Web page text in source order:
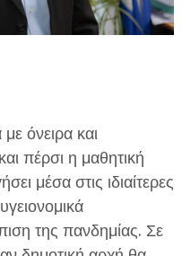
όνειρα και
πέρσι η μαθητική
μέσα στις ιδιαίτερες
της πανδημίας. Σε